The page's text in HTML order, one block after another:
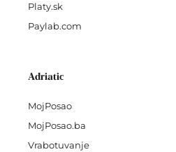
Platy.sk
Paylab.com
Adriatic
MojPosao
MojPosao.ba
Vrabotuvanje